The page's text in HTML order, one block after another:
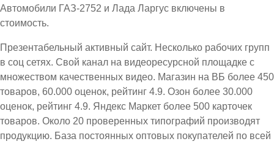
Автомобили ГАЗ-2752 и Лада Ларгус включены в
стоимость.
Презентабельный активный сайт. Несколько рабочих групп
в соц сетях. Свой канал на видеоресурсной площадке с
множеством качественных видео. Магазин на ВБ более 450
товаров, 60.000 оценок, рейтинг 4.9. Озон более 30.000
оценок, рейтинг 4.9. Яндекс Маркет более 500 карточек
товаров. Около 20 проверенных типографий производят
продукцию. База постоянных оптовых покупателей по всей